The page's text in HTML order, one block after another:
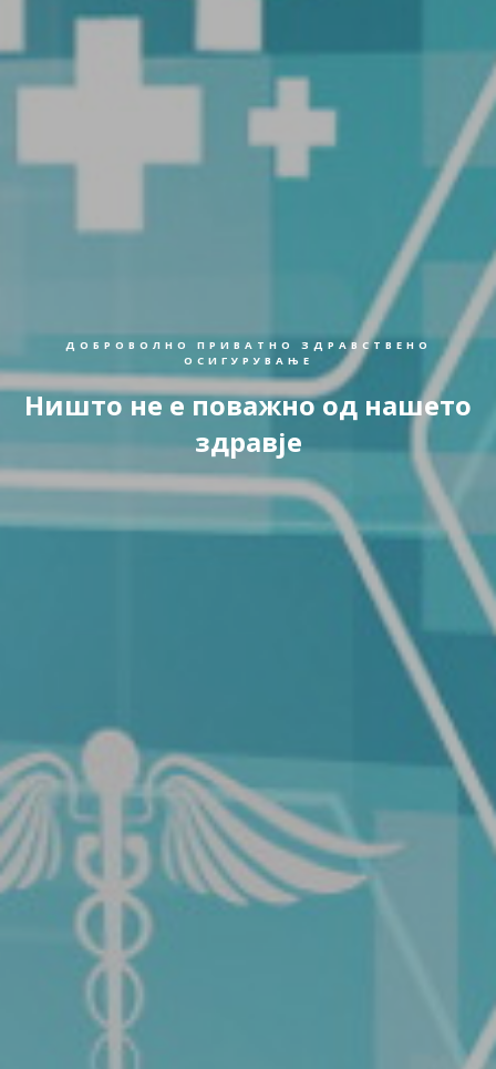
ДОБРОВОЛНО ПРИВАТНО ЗДРАВСТВЕНО
ОСИГУРУВАЊЕ
Ништо не е поважно од нашето
здравје